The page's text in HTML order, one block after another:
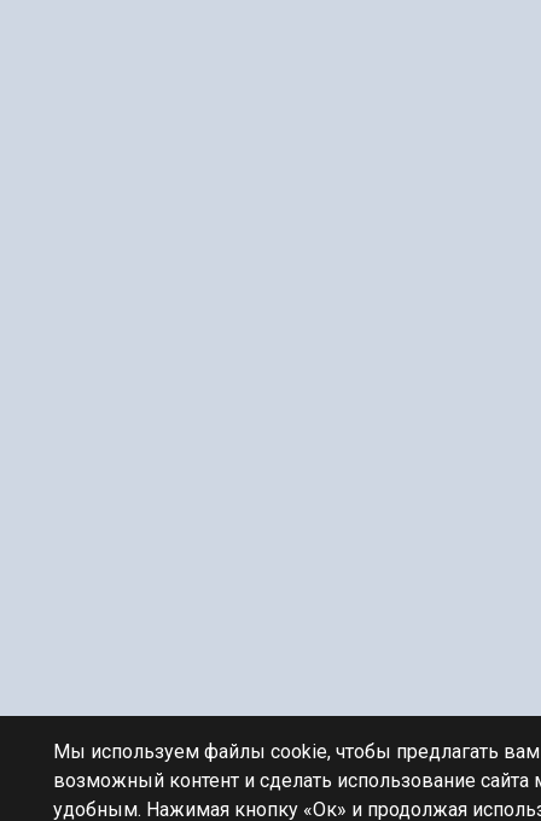
Мы используем файлы cookie, чтобы предлагать
возможный контент и сделать использование сайта
удобным. Нажимая кнопку «Ок» и продолжая